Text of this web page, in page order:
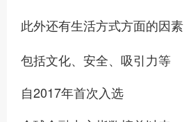
此外还有生活方式方面的因素
包括文化、安全、吸引力等
自2017年首次入选